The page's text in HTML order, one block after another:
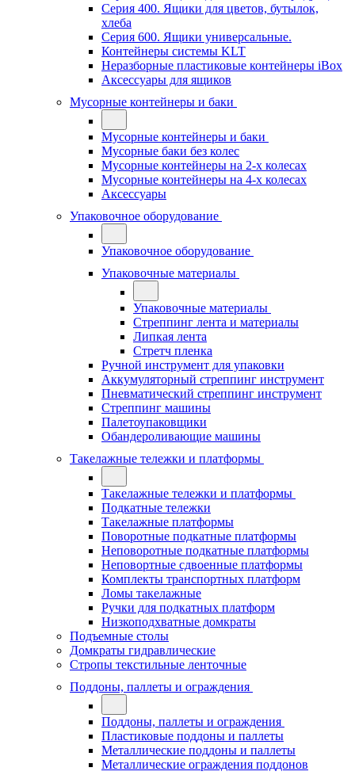
Серия 400. Ящики для цветов, бутылок,
хлеба
Серия 600. Ящики универсальные.
Контейнеры системы KLT
Неразборные пластиковые контейнеры iBox
Аксессуары для ящиков
Мусорные контейнеры и баки
Мусорные контейнеры и баки
Мусорные баки без колес
Мусорные контейнеры на 2-х колесах
Мусорные контейнеры на 4-х колесах
Аксессуары
Упаковочное оборудование
Упаковочное оборудование
Упаковочные материалы
Упаковочные материалы
Стреппинг лента и материалы
Липкая лента
Стретч пленка
Ручной инструмент для упаковки
Аккумуляторный стреппинг инструмент
Пневматический стреппинг инструмент
Стреппинг машины
Палетоупаковщики
Обандероливающие машины
Такелажные тележки и платформы
Такелажные тележки и платформы
Подкатные тележки
Такелажные платформы
Поворотные подкатные платформы
Неповоротные подкатные платформы
Неповортные сдвоенные платформы
Комплекты транспортных платформ
Ломы такелажные
Ручки для подкатных платформ
Низкоподхватные домкраты
Подъемные столы
Домкраты гидравлические
Стропы текстильные ленточные
Поддоны, паллеты и ограждения
Поддоны, паллеты и ограждения
Пластиковые поддоны и паллеты
Металлические поддоны и паллеты
Металлические ограждения поддонов